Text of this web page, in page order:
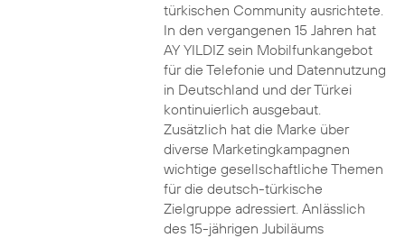
türkischen Community ausrichtete.
In den vergangenen 15 Jahren hat
AY YILDIZ sein Mobilfunkangebot
für die Telefonie und Datennutzung
in Deutschland und der Türkei
kontinuierlich ausgebaut.
Zusätzlich hat die Marke über
diverse Marketingkampagnen
wichtige gesellschaftliche Themen
für die deutsch-türkische
Zielgruppe adressiert. Anlässlich
des 15-jährigen Jubiläums